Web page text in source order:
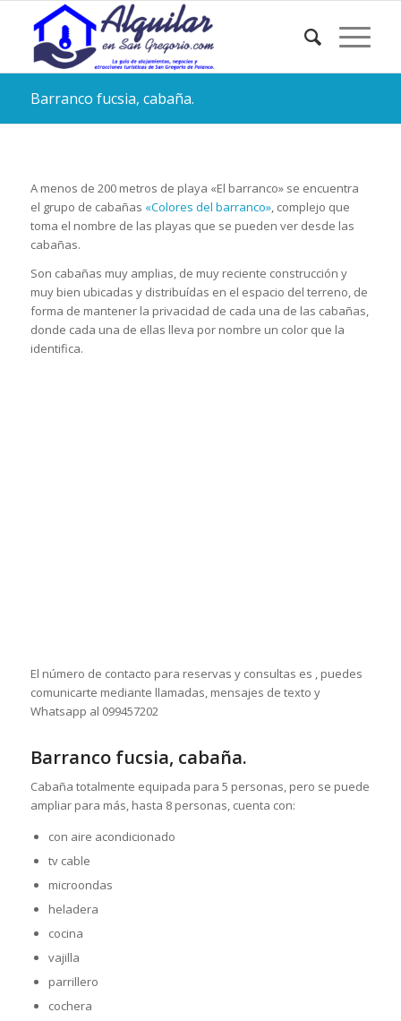
Barranco fucsia, cabaña.
A menos de 200 metros de playa «El barranco» se encuentra
el grupo de cabañas «Colores del barranco», complejo que
toma el nombre de las playas que se pueden ver desde las
cabañas.
Son cabañas muy amplias, de muy reciente construcción y
muy bien ubicadas y distribuídas en el espacio del terreno, de
forma de mantener la privacidad de cada una de las cabañas,
donde cada una de ellas lleva por nombre un color que la
identifica.
El número de contacto para reservas y consultas es , puedes
comunicarte mediante llamadas, mensajes de texto y
Whatsapp al 099457202
Barranco fucsia, cabaña.
Cabaña totalmente equipada para 5 personas, pero se puede
ampliar para más, hasta 8 personas, cuenta con:
con aire acondicionado
tv cable
microondas
heladera
cocina
vajilla
parrillero
cochera